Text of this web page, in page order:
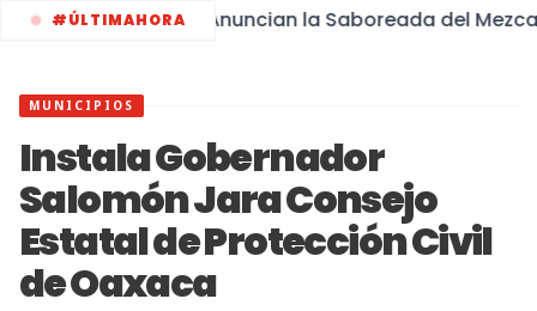
#ÚLTIMAHORA Anuncian la Saboreada del
MUNICIPIOS
Instala Gobernador
Salomón Jara Consejo
Estatal de Protección Civil
de Oaxaca